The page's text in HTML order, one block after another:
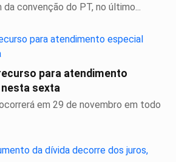
convenção do PT, no último...
para atendimento
sexta
em 29 de novembro em todo